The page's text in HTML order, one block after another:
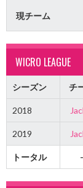
現チーム
WICRO LEAGUE
シーズン チ
2018
2019
トータル -